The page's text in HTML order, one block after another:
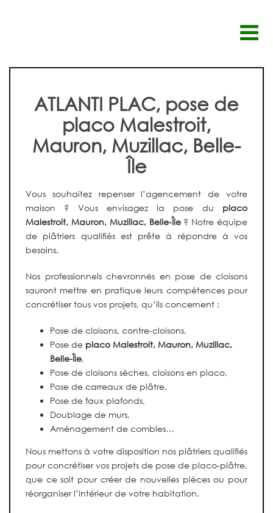
ATLANTI PLAC, pose de
placo Malestroit,
Mauron, Muzillac, Belle-
Île
Vous souhaitez repenser l’agencement de votre
maison ? Vous envisagez la pose du placo
Malestroit, Mauron, Muzillac, Belle-Île ? Notre équipe
de plâtriers qualifiés est prête à répondre à vos
besoins.
Nos professionnels chevronnés en pose de cloisons
sauront mettre en pratique leurs compétences pour
concrétiser tous vos projets, qu’ils concernent :
Pose de cloisons, contre-cloisons,
Pose de placo Malestroit, Mauron, Muzillac,
Belle-Île,
Pose de cloisons sèches, cloisons en placo,
Pose de carreaux de plâtre,
Pose de faux plafonds,
Doublage de murs,
Aménagement de combles…
Nous mettons à votre disposition nos plâtriers qualifiés
pour concrétiser vos projets de pose de placo-plâtre,
que ce soit pour créer de nouvelles pièces ou pour
réorganiser l’intérieur de votre habitation.